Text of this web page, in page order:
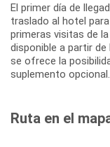
El primer día de
traslado al hotel
primeras visitas de
disponible a partir de
se ofrece la
suplemento opcional.
Ruta en el